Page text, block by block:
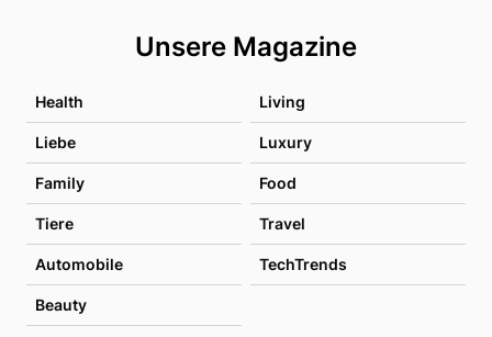
Unsere Magazine
Health Living
Liebe Luxury
Family Food
Tiere Travel
Automobile TechTrends
Beauty